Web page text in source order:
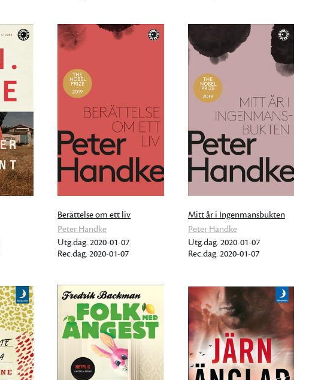
Berättelse om ett liv
Peter Handke
Utg.dag. 2020-01-07
Rec.dag. 2020-01-07
Mitt år i Ingenmansbukten
Peter Handke
Utg.dag. 2020-01-07
Rec.dag. 2020-01-07